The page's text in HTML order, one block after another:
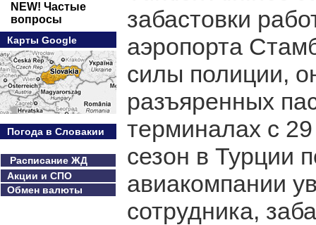
NEW! Частые
вопросы
Карты Google
Погода в Словакии
Расписание ЖД
Акции и СПО
Обмен валюты
забастовки
аэропорта
силы полиции,
разъяренных
терминалах с
сезон в Турции
авиакомпании
сотрудника,